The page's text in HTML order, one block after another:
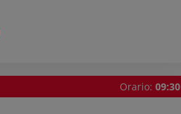
Orario:09:30